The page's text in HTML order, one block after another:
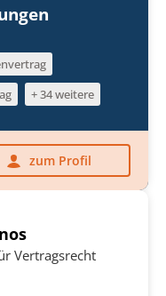
+ 34 weitere
zum Profil
Vertragsrecht